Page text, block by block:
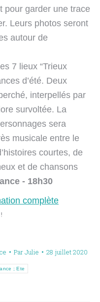
pour garder une trace
Leurs photos seront
autour de
7 lieux “Trieux
d’été. Deux
interpellés par
survoltée. La
sera
musicale entre le
courtes, de
et de chansons
- 18h30
complète
ParJulie
28 juillet 2020
; Ete